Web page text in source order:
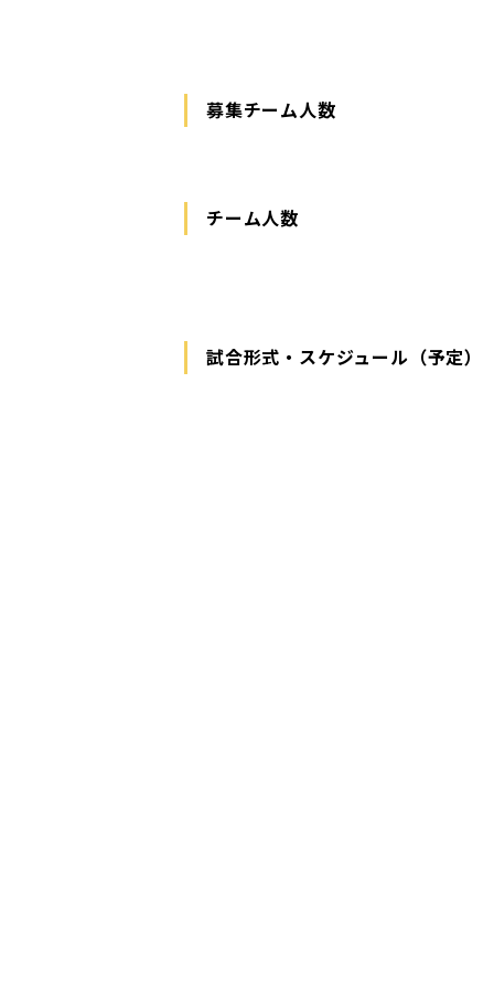
募集チーム人数
チーム人数
試合形式・スケジュール（予定）